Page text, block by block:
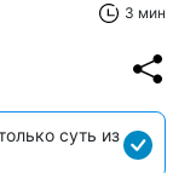
3 мин
суть из